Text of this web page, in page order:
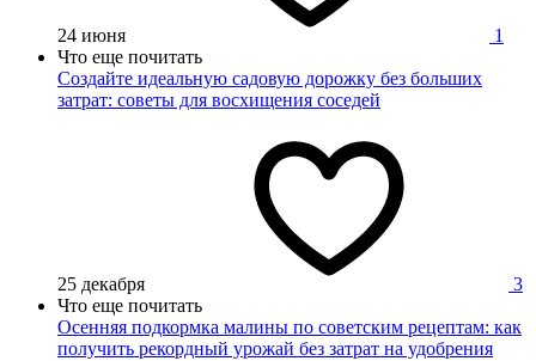
24 июня
1
Что еще почитать
Создайте идеальную садовую дорожку без больших
затрат: советы для восхищения соседей
25 декабря
3
Что еще почитать
Осенняя подкормка малины по советским рецептам: как
получить рекордный урожай без затрат на удобрения